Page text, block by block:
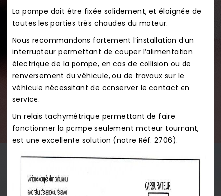
La pompe doit être fixée solidement, et éloignée de
toutes les parties très chaudes du moteur.
Nous recommandons fortement l’installation d’un
interrupteur permettant de couper l’alimentation
électrique de la pompe, en cas de collision ou de
renversement du véhicule, ou de travaux sur le
véhicule nécessitant de conserver le contact en
service.
Un relais tachymétrique permettant de faire
fonctionner la pompe seulement moteur tournant,
est une excellente solution (notre Réf. 2706).